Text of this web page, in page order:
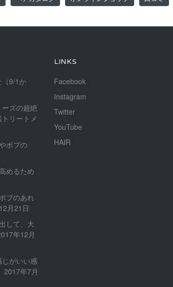
（9/1か
ーズの超絶
リートメ
ボブの
めるため
ブのあれ
月21日
して、大
年12月
じがいい感
2017年7月
LINKS
Facebook
Instagram
Twitter
YouTube
HAIR